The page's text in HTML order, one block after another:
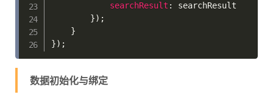
searchResult :
searchResult
}) ;
}
}) ;
数据初始化与绑定